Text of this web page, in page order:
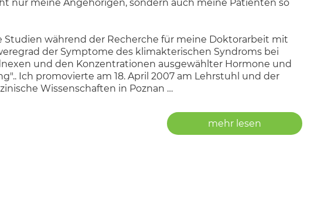
nur meine Angehörigen, sondern auch meine Patienten so
Studien während der Recherche für meine Doktorarbeit mit
der Symptome des klimakterischen Syndroms bei
und den Konzentrationen ausgewählter Hormone und
Ich promovierte am 18. April 2007 am Lehrstuhl und der
Wissenschaften in Poznan
des Klinischen Krankenhauses in der ul.. Die Łąkowa in
die richtige, individuell ausgewählte Ernährung im
und die Erlangung des Titels eines Diätassistenten an der
mehr lesen